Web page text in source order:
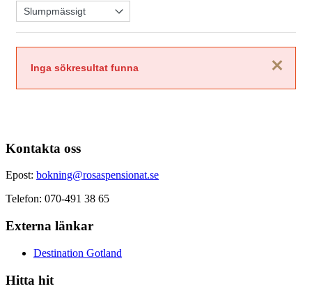
Stäng
Inga sökresultat funna
Kontakta oss
Epost: bokning@rosaspensionat.se
Telefon: 070-491 38 65
Externa länkar
Destination Gotland
Hitta hit